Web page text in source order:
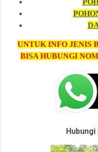
UNTUK INFO JENIS
BISA HUBUNGI